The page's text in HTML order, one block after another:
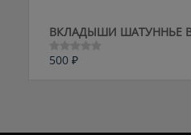
ВКЛАДЫШИ ШАТУННЬЕ В
Оценка
500 ₽